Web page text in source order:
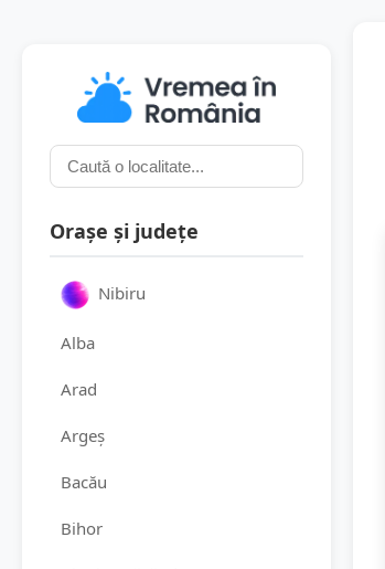
Orașe și județe
Nibiru
Alba
Arad
Argeș
Bacău
Bihor